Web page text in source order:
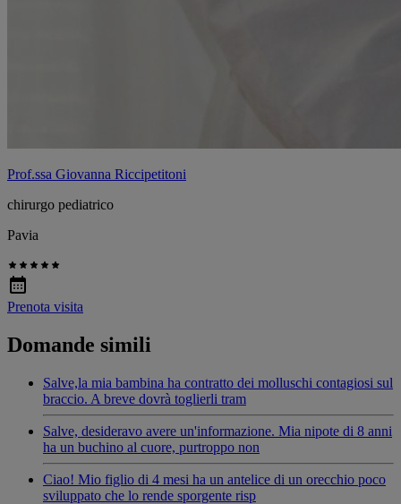
Prof.ssa Giovanna Riccipetitoni
chirurgo pediatrico
Pavia
Prenota visita
Domande simili
Salve,la mia bambina ha contratto dei molluschi contagiosi sul
braccio. A breve dovrà toglierli tram
Salve, desideravo avere un'informazione. Mia nipote di 8 anni
ha un buchino al cuore, purtroppo non
Ciao! Mio figlio di 4 mesi ha un antelice di un orecchio poco
sviluppato che lo rende sporgente risp